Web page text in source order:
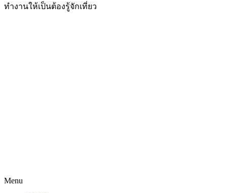
ทำงานให้เป็นต้องรู้จักเที่ยว
Menu